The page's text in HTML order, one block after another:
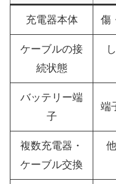
充電器本体 傷
ケーブルの接
続状態
バッテリー端
子
端
複数充電器・
ケーブル交換